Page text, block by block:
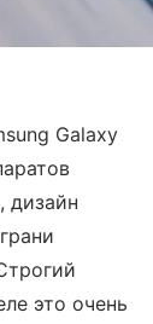
Galaxy
дизайн
это очень